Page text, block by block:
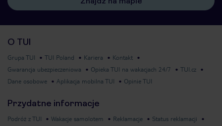
O TUI
Grupa TUI TUI Poland Kariera
Kontakt
Gwarancja ubezpieczeniowa
Opieka TUI na wakacjach 24/7
TUI.cz
Dane osobowe
Aplikacja mobilna TUI Opinie TUI
Przydatne informacje
Podróż z TUI Wakacje samolotem Reklamacje
Status reklamacji